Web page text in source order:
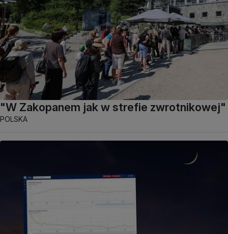
"W Zakopanem jak w strefie zwrotnikowej"
POLSKA